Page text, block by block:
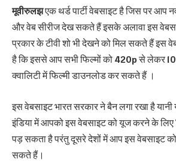
मूवीरुलझएक थर्ड पार्टी वेबसाइट है जिस पर आप
और वेब सीरीज देख सकते हैं इसके अलावा इस
प्रकार के टीवी शो भी देखने को मिल सकते हैं इस
है कि इससे आप सभी फिल्मों को 420p से लेकर
क्वालिटी में फिल्मी डाउनलोड कर सकते हैं ।
इस वेबसाइट भारत सरकार ने बैन लगा रखा है
इंडिया में आपको इस वेबसाइट को यूज करने के लिए
पड़ सकता है परंतु दूसरे देशों में आप इस वेबसाइट को
सकते हैं।